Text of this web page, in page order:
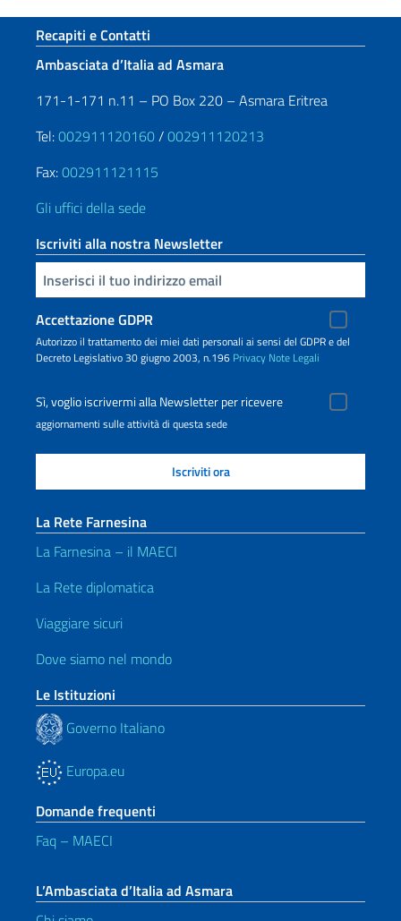
Sezione footer
Recapiti e Contatti
Ambasciata d’Italia ad Asmara
171-1-171 n.11 – PO Box 220 – Asmara Eritrea
Tel:002911120160/002911120213
Fax:002911121115
Gli uffici della sede
Iscriviti alla nostra Newsletter
Inserisci la tua email
Accettazione GDPR
Autorizzo il trattamento dei miei dati personali ai sensi del GDPR e del
Decreto Legislativo 30 giugno 2003, n.196 Privacy Note Legali
Sì, voglio iscrivermi alla Newsletter per ricevere
aggiornamenti sulle attività di questa sede
La Rete Farnesina
La Farnesina – il MAECI
La Rete diplomatica
Viaggiare sicuri
Dove siamo nel mondo
Le Istituzioni
Governo Italiano
Europa.eu
Domande frequenti
Faq – MAECI
L’Ambasciata d’Italia ad Asmara